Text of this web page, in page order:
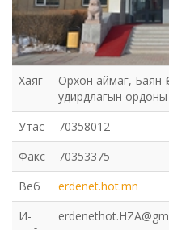
Хаяг
Орхон аймаг, Баян-
удирдлагын
Утас
70358012
Факс
70353375
Веб
erdenet.hot.mn
И-